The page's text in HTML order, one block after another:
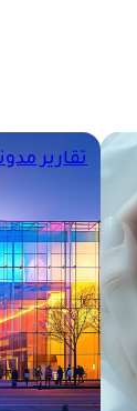
تقارير